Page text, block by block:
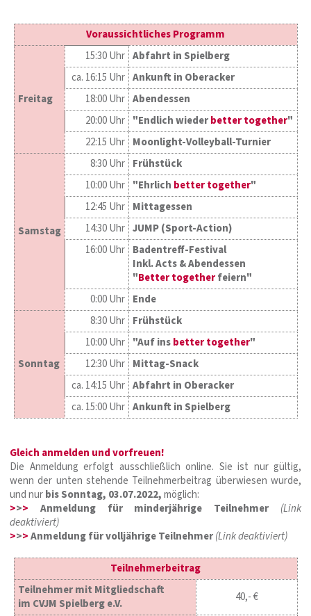
Voraussichtliches Programm
Freitag
15:30 Uhr Abfahrt in Spielberg
ca. 16:15 Uhr Ankunft in Oberacker
18:00 Uhr Abendessen
20:00 Uhr "Endlich wiederbetter together"
22:15 Uhr Moonlight-Volleyball-Turnier
Samstag
8:30 Uhr Frühstück
10:00 Uhr "Ehrlich better together"
12:45 Uhr Mittagessen
14:30 Uhr JUMP (Sport-Action)
16:00 Uhr Badentreff-Festival
Inkl. Acts &Abendessen
"Better togetherfeiern"
0:00 Uhr Ende
Sonntag
8:30 Uhr Frühstück
10:00 Uhr "Auf insbetter together"
12:30 Uhr Mittag-Snack
ca. 14:15 Uhr Abfahrt in Oberacker
ca. 15:00 Uhr Ankunft in Spielberg
Gleich anmelden und vorfreuen!
Die Anmeldung erfolgt ausschließlich online. Sie ist nur gültig,
wenn der unten stehende Teilnehmerbeitrag überwiesen wurde,
und nurbis Sonntag, 03.07.2022,möglich:
>>> Anmeldung für minderjährige Teilnehmer (Link
deaktiviert)
>>>Anmeldung für volljährige Teilnehmer(Link deaktiviert)
Teilnehmerbeitrag
Teilnehmer mit Mitgliedschaft
im CVJM Spielberg e.V.
40,- €